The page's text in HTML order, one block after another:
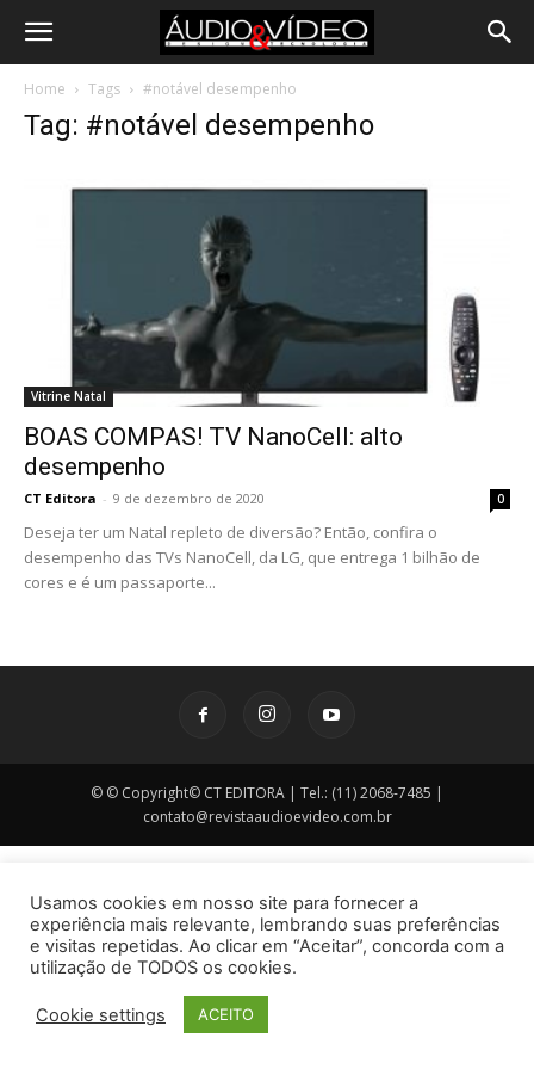
Home Tags #notável desempenho
Tag: #notável desempenho
Vitrine Natal
BOAS COMPAS! TV NanoCell: alto
desempenho
CT Editora - 9 de dezembro de 2020 0
Deseja ter um Natal repleto de diversão? Então, confira o
desempenho das TVs NanoCell, da LG, que entrega 1 bilhão de
cores e é um passaporte...
© © Copyright© CT EDITORA | Tel.: (11) 2068-7485 |
contato@revistaaudioevideo.com.br
Usamos cookies em nosso site para fornecer a
experiência mais relevante, lembrando suas preferências
e visitas repetidas. Ao clicar em “Aceitar”, concorda com a
utilização de TODOS os cookies.
Cookie settings ACEITO